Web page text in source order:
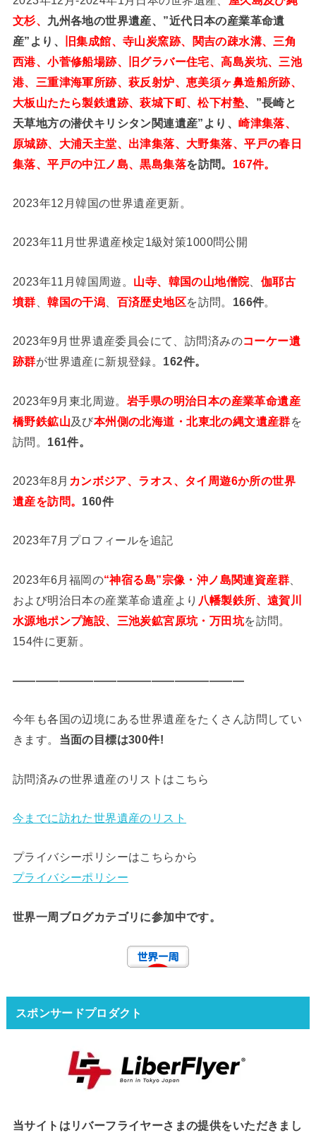
文杉、 九州各地の世界遺産、”近代日本の産業革命遺
産”より、
旧集成館、寺山炭窯跡、関吉の疎水溝、三角
西港、小菅修船場跡、旧グラバー住宅、高島炭坑、三池
港、三重津海軍所跡、萩反射炉、恵美須ヶ鼻造船所跡、
大板山たたら製鉄遺跡、萩城下町、松下村塾、”長崎と
天草地方の潜伏キリシタン関連遺産”より、崎津集落、
原城跡、大浦天主堂、出津集落、大野集落、平戸の春日
集落、平戸の中江ノ島、黒島集落を訪問。 167件。
2023年12月韓国の世界遺産更新。
2023年11月世界遺産検定1級対策1000問公開
2023年11月韓国周遊。 山寺、韓国の山地僧院、 伽耶古
墳群 、韓国の干潟 百済歴史地区を訪問。 166件。
2023年9月世界遺産委員会にて、訪問済みのコーケー遺
跡群が世界遺産に新規登録。 162件。
2023年9月東北周遊。 岩手県の明治日本の産業革命遺産
橋野鉄鉱山及び本州側の北海道・北東北の縄文遺産群を
訪問。 161件。
2023年8月 カンボジア、ラオス、タイ周遊6か所の世界
遺産を訪問。 160件
2023年7月プロフィールを追記
2023年6月福岡の“神宿る島”宗像・沖ノ島関連資産群
および明治日本の産業革命遺産より 八幡製鉄所、遠賀川
水源地ポンプ施設、三池炭鉱宮原坑・万田坑を訪問。
154件に更新。
————————————————————
今年も各国の辺境にある世界遺産をたくさん訪問してい
きます。 当面の目標は300件!
訪問済みの世界遺産のリストはこちら
今までに訪れた世界遺産のリスト
プライバシーポリシーはこちらから
プライバシーポリシー
世界一周ブログカテゴリに参加中です。
スポンサードプロダクト
当サイトはリバーフライヤーさまの提供をいただきまし